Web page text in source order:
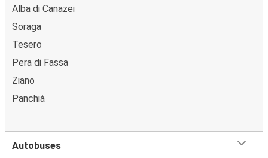
Alba di Canazei
Soraga
Tesero
Pera di Fassa
Ziano
Panchià
Autobuses